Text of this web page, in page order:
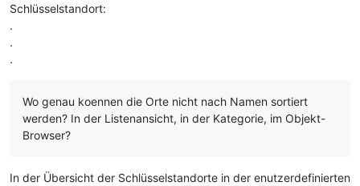
Schlüsselstandort:
.
.
.
Wo genau koennen die Orte nicht nach Namen sortiert
werden? In der Listenansicht, in der Kategorie, im Objekt-
Browser?
In der Übersicht der Schlüsselstandorte in der enutzerdefinierten